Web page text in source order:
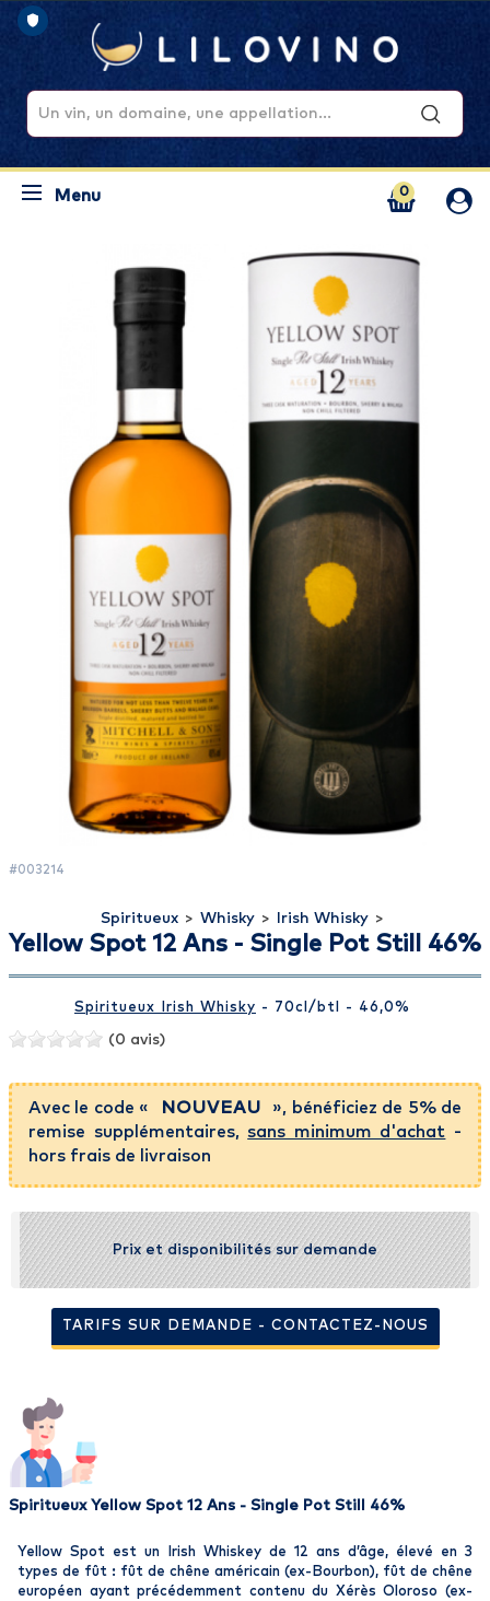
0
Menu
#003214
Spiritueux > Whisky > Irish Whisky >
Yellow Spot 12 Ans - Single Pot Still 46%
Spiritueux Irish Whisky - 70cl /btl - 46,0%
(0 avis)
Avec le code « NOUVEAU
», bénéficiez de 5% de
remise supplémentaires,sans minimum d'achat -
hors frais de livraison
Prix et disponibilités sur demande
TARIFS SUR DEMANDE - CONTACTEZ-NOUS
Spiritueux Yellow Spot 12 Ans - Single Pot Still 46%
Yellow Spot est un Irish Whiskey de 12 ans d’âge, élevé en 3
types de fût : fût de chêne américain (ex-Bourbon), fût de chêne
européen ayant précédemment contenu du Xérès Oloroso (ex-